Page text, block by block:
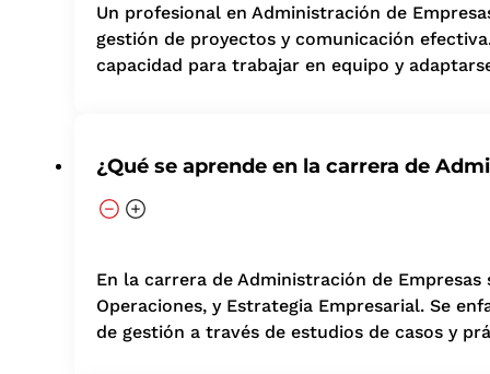
Un profesional en Administración de
gestión de proyectos y comunicación
capacidad para trabajar en equipo y
¿Qué se aprende en la carrera de
En la carrera de Administración de
Operaciones, y Estrategia Empresarial. Se
de gestión a través de estudios de casos y